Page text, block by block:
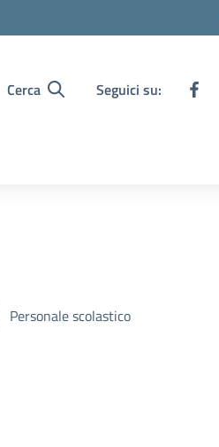
Cerca Seguici su:
Personale scolastico